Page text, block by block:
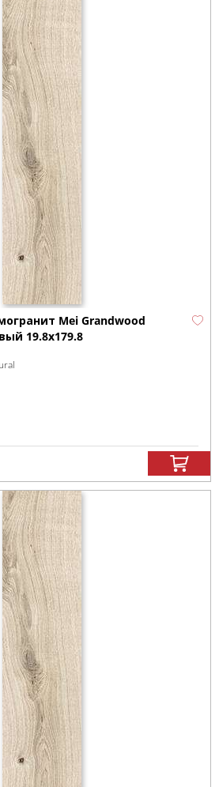
Mei Grandwood
19.8x179.8